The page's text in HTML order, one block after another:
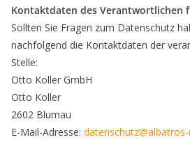
Kontaktdaten des Verantwortlichen
Sollten Sie Fragen zum Datenschutz
nachfolgend die Kontaktdaten der
Stelle:
Otto Koller GmbH
Otto Koller
2602 Blumau
E-Mail-Adresse: